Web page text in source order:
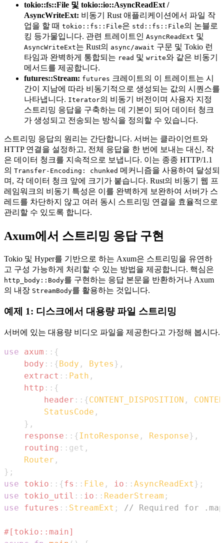
tokio::fs::File 및 tokio::io::AsyncReadExt /
AsyncWriteExt: 비동기 Rust 애플리케이션에서 파일 작
업을 할 때 tokio::fs::File은 std::fs::File의 논블로
킹 등가물입니다. 관련 트레이트인 AsyncReadExt 및
AsyncWriteExt는 Rust의 async/await 구문 및 Tokio 런
타임과 완벽하게 통합되는 read 및 write와 같은 비동기
메서드를 제공합니다.
futures::Stream: futures 크레이트의 이 트레이트는 시
간이 지남에 따라 비동기적으로 생성되는 값의 시퀀스를
나타냅니다. Iterator의 비동기 버전이며 사용자 지정
스트리밍 응답을 구축하는 데 기본이 되어 데이터 청크
가 생성되고 전송되는 방식을 정의할 수 있습니다.
스트리밍 응답의 원리는 간단합니다. 서버는 클라이언트와
HTTP 연결을 설정하고, 전체 응답을 한 번에 보내는 대신, 작
은 데이터 청크를 지속적으로 보냅니다. 이는 종종 HTTP/1.1
의 Transfer-Encoding: chunked 메커니즘을 사용하여 달성되
며, 각 데이터 청크 앞에 크기가 붙습니다. Rust의 비동기 웹 프
레임워크의 비동기 특성은 이를 완벽하게 보완하여 서버가 스
레드를 차단하지 않고 여러 동시 스트리밍 연결을 효율적으로
관리할 수 있도록 합니다.
Axum에서 스트리밍 응답 구현
Tokio 및 Hyper를 기반으로 하는 Axum은 스트리밍을 유연하
고 구성 가능하게 처리할 수 있는 방법을 제공합니다. 핵심은
http_body::Body를 구현하는 응답 본문을 반환하거나 Axum
의 내장 StreamBody를 활용하는 것입니다.
예제 1: 디스크에서 대용량 파일 스트리밍
서버에 있는 대용량 비디오 파일을 제공한다고 가정해 봅시다.
use axum :: {
body :: {Body , Bytes } ,
extract :: Path ,
http :: {
header :: {CONTENT_DISPOSITION ,
StatusCode ,
} ,
response :: {IntoResponse , Response} ,
routing :: get ,
Router ,
} ;
use
tokio :: {fs :: File , io :: AsyncReadExt } ;
use
tokio_util :: io :: ReaderStream ;
use
futures :: StreamExt ; // Required for
#[tokio::main]